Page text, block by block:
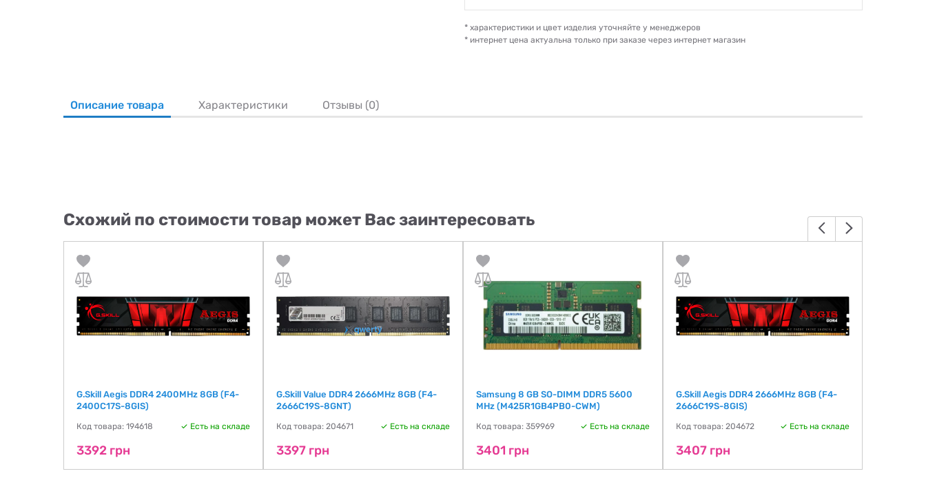
* характеристики и цвет изделия уточняйте у менеджеров
* интернет цена актуальна только при заказе через интернет магазин
Описание товара Характеристики Отзывы (0)
Схожий по стоимости товар может Вас заинтересовать
G.Skill Aegis DDR4 2400MHz 8GB (F4-
2400C17S-8GIS)
Код товара: 194618 Есть на складе
3392 грн
G.Skill Value DDR4 2666MHz 8GB (F4-
2666C19S-8GNT)
Код товара: 204671 Есть на складе
3397 грн
Samsung 8 GB SO-DIMM DDR5 5600
MHz (M425R1GB4PB0-CWM)
Код товара: 359969 Есть на складе
3401 грн
G.Skill Aegis DDR4 2666MHz 8GB (F4-
2666C19S-8GIS)
Код товара: 204672 Есть на складе
3407 грн